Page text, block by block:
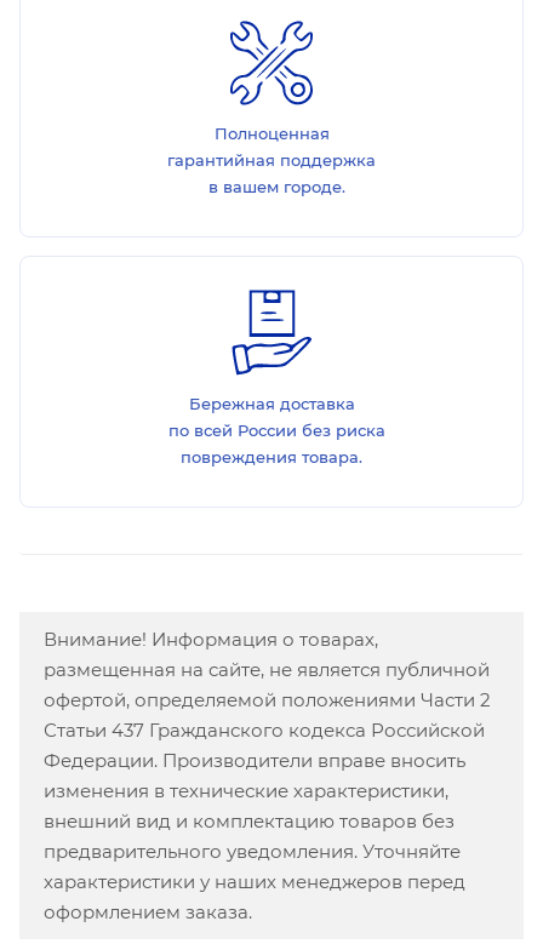
Полноценная
гарантийная поддержка
в вашем городе.
Бережная доставка
по всей России без риска
повреждения товара.
Внимание! Информация о товарах,
размещенная на сайте, не является публичной
офертой, определяемой положениями Части 2
Статьи 437 Гражданского кодекса Российской
Федерации. Производители вправе вносить
изменения в технические характеристики,
внешний вид и комплектацию товаров без
предварительного уведомления. Уточняйте
характеристики у наших менеджеров перед
оформлением заказа.